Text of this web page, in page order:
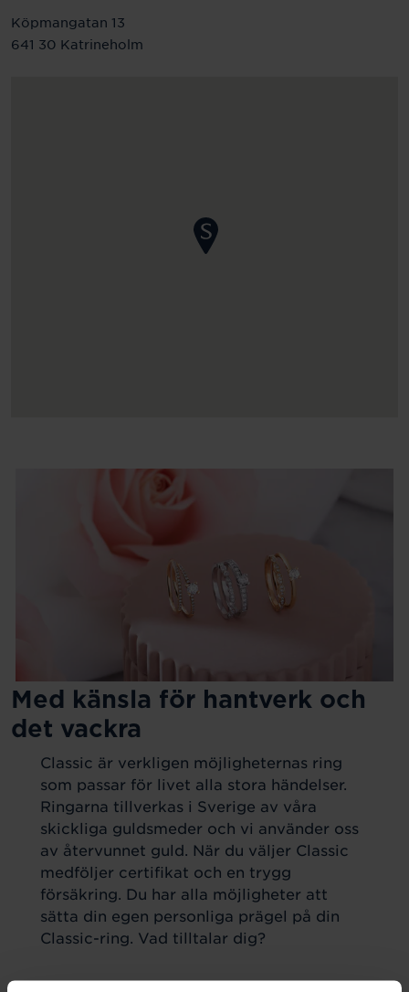
Köpmangatan 13
641 30 Katrineholm
Med känsla för hantverk och
det vackra
Classic är verkligen möjligheternas ring
som passar för livet alla stora händelser.
Ringarna tillverkas i Sverige av våra
skickliga guldsmeder och vi använder oss
av återvunnet guld. När du väljer Classic
medföljer certifikat och en trygg
försäkring. Du har alla möjligheter att
sätta din egen personliga prägel på din
Classic-ring. Vad tilltalar dig?